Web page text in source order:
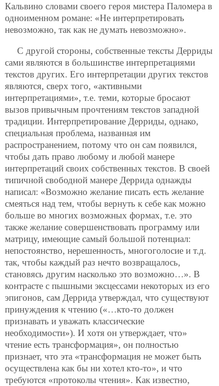
Кальвино словами своего героя мистера Паломера в
одноименном романе: «Не интерпретировать
невозможно, так как не думать невозможно».
С другой стороны, собственные тексты Дерриды
сами являются в большинстве интерпретациями
текстов других. Его интерпретации других текстов
являются, сверх того, «активными
интерпретациями», т.е. теми, которые бросают
вызов привычным прочтениям текстов западной
традиции. Интерпретирование Дерриды, однако,
специальная проблема, названная им
распространением, потому что он сам появился,
чтобы дать право любому и любой манере
интерпретаций своих собственных текстов. В своей
типичной свободной манере Деррида однажды
написал: «Возможно желание писать есть желание
смеяться над тем, чтобы вернуть к себе как можно
больше во многих возможных формах, т.е. это
также желание совершенствовать программу или
матрицу, имеющие самый большой потенциал:
непостоянство, нерешенность, многоголосие и т.д.
так, чтобы каждый раз нечто возвращалось,
становясь другим насколько это возможно…». В
контрасте с пышными эксцессами некоторых из его
эпигонов, сам Деррида утверждал, что существуют
принуждения к чтению («…кто-то должен
признавать и уважать классические
необходимости»). И хотя он утверждает, что»
чтение есть трансформация», он полностью
признает, что эта «трансформация не может быть
осуществлена как бы ни хотел кто-то», и что
требуются «протоколы чтения». Как известно,